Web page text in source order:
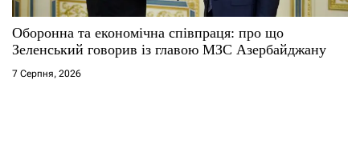
Оборонна та економічна співпраця: про що
Зеленський говорив із главою МЗС Азербайджану
7 Серпня, 2026